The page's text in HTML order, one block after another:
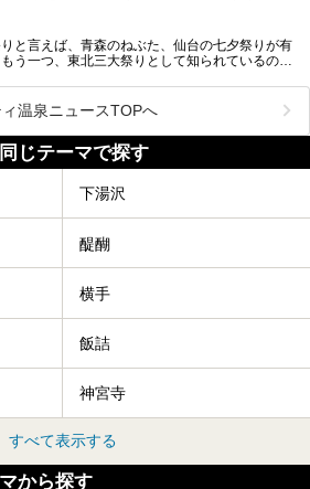
今話題のサウナが楽しめる、秋田県内にあるオ
銭湯・スパを10件まとめてご紹介します。
と言えば、青森のねぶた、仙台の七夕祭りが有
う一つ、東北三大祭りとして知られているのが
から6日に行われる「秋田竿燈まつり」は、たく
をぶらさげた大きな竿燈を「ドッコイショ」の掛
て秋田駅周辺を練り歩きます。
本、１万個の提灯がまるで天の川のように連
の夜を照らします。
見た後は、秋田の温泉で骨休め。秋田美人を生
温泉ニュースTOPへ
じテーマで探す
下湯沢
醍醐
横手
飯詰
神宮寺
すべて表示する
から探す